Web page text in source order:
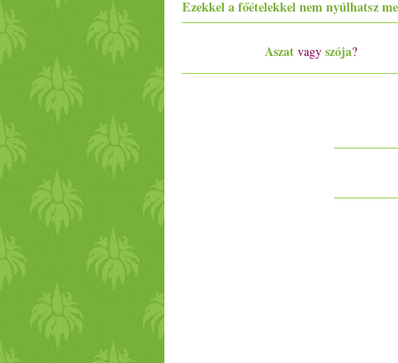
Aszat vagy szója?